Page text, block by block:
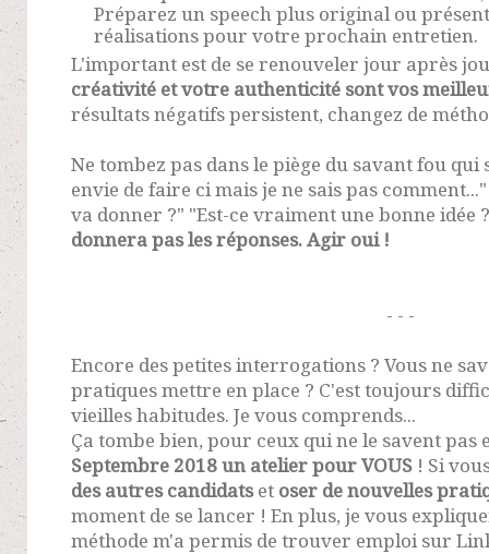
Préparez un speech plus original ou
réalisations pour votre prochain entretien.
L'important est de se renouveler jour après
créativité et votre authenticité sont vos
résultats négatifs persistent, changez de
Ne tombez pas dans le piège du savant fou
envie de faire ci mais je ne sais pas
va donner ?" "Est-ce vraiment une bonne idée
donnera pas les réponses. Agir oui !
- - -
Encore des petites interrogations ? Vous ne
pratiques mettre en place ? C'est toujours
vieilles habitudes. Je vous comprends...
Ça tombe bien, pour ceux qui ne le savent pas
Septembre 2018 un atelier pour VOUS ! Si
des autres candidatset oser de nouvelles
moment de se lancer ! En plus, je vous
méthode m'a permis de trouver emploi sur